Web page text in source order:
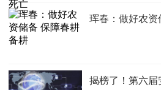
珲春：做好农资
揭榜了！第六